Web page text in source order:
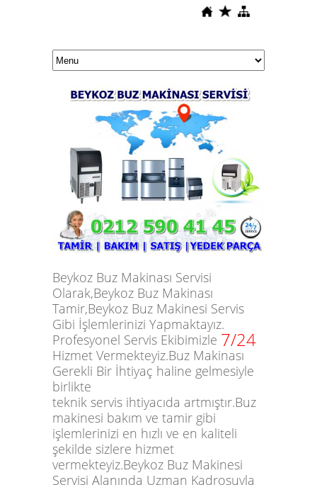
Beykoz Buz Makinası Servisi
Olarak,Beykoz Buz Makinası
Tamir,Beykoz Buz Makinesi Servis
Gibi İşlemlerinizi Yapmaktayız.
Profesyonel Servis Ekibimizle 7/24
Hizmet Vermekteyiz.Buz Makinası
Gerekli Bir İhtiyaç haline gelmesiyle
birlikte
teknik servis ihtiyacıda artmıştır.Buz
makinesi bakım ve tamir gibi
işlemlerinizi en hızlı ve en kaliteli
şekilde sizlere hizmet
vermekteyiz.Beykoz Buz Makinesi
Servisi Alanında Uzman Kadrosuyla